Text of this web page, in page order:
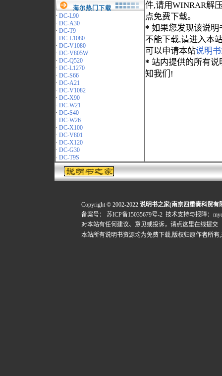
海尔热门下载
· DC-L90
· DC-A30
· DC-T9
· DC-L1080
· DC-V1080
· DC-V805W
· DC-Q520
· DC-L1270
· DC-S66
· DC-A21
· DC-V1082
· DC-X90
· DC-W21
· DC-S40
· DC-W26
· DC-X100
· DC-V801
· DC-X120
· DC-G30
· DC-T9S
件,请用WINRAR解
点免费下载。
* 如果您发现该说明
不能下载,请进入本
可以申请本站说明
* 站内提供的所有
知我们!
Copyright © 2002-2022 说明书之家(南京四重奏科贸有
备案号：
苏ICP备15035679号-2 技术支持与报障：
对本站有任何建议、意见或投诉， 请点这里在线提交
本站所有说明书资源均为免费下载,版权归原作者所